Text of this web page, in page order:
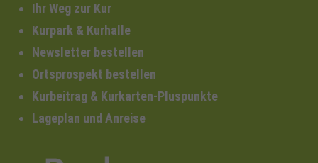
Ihr Weg zur Kur
Kurpark & Kurhalle
Newsletter bestellen
Ortsprospekt bestellen
Kurbeitrag & Kurkarten-Pluspunkte
Lageplan und Anreise